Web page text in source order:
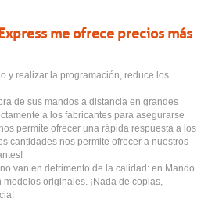
me ofrece precios más
y realizar la programación, reduce los
de sus mandos a distancia en grandes
a los fabricantes para asegurarse
permite ofrecer una rápida respuesta a los
cantidades nos permite ofrecer a nuestros
van en detrimento de la calidad: en Mando
originales. ¡Nada de copias,